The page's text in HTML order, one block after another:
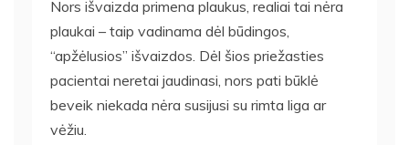
Nors išvaizda primena plaukus, realiai tai nėra
plaukai – taip vadinama dėl būdingos,
“apžėlusios” išvaizdos. Dėl šios priežasties
pacientai neretai jaudinasi, nors pati būklė
beveik niekada nėra susijusi su rimta liga ar
vėžiu.